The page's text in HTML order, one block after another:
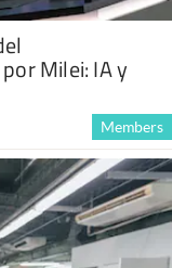
Milei: IA y
Members